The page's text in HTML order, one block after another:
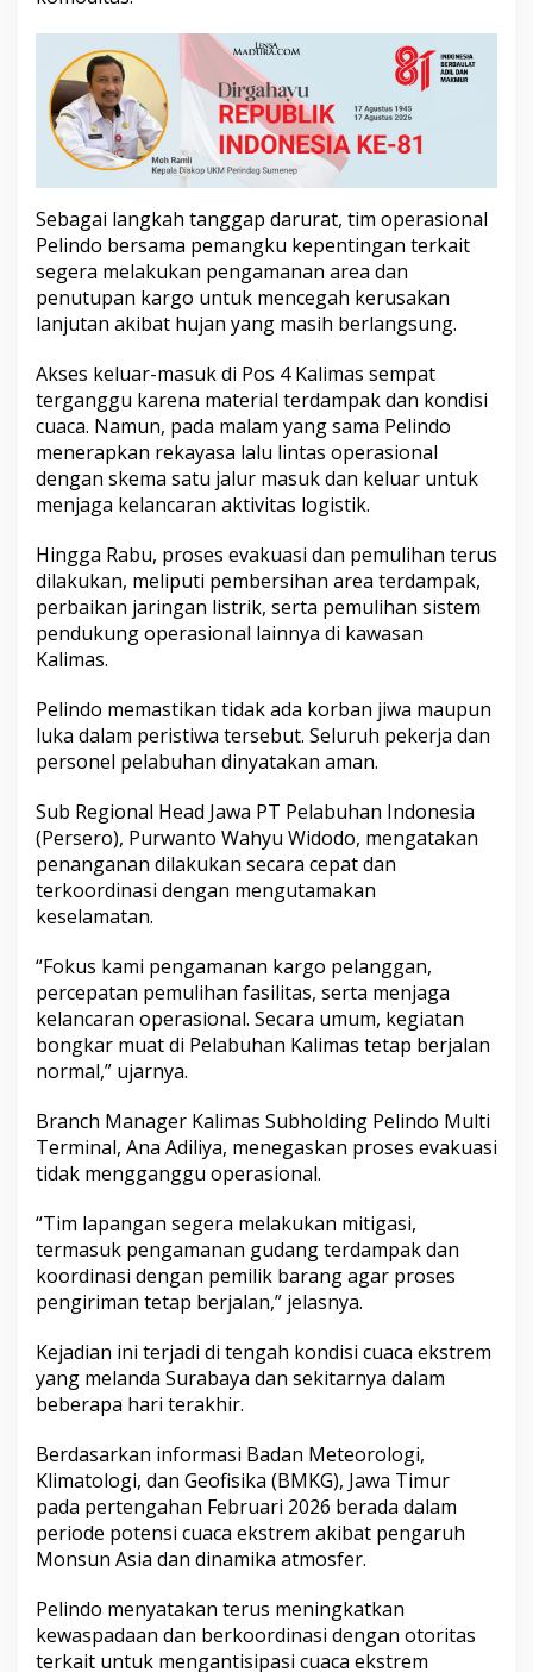
m
s
a
b
a
a
O
p
e
a
s
i
o
n
a
l
e
t
a
p
N
m
a
l
Sebagai langkah tanggap darurat, tim operasional
Pelindo bersama pemangku kepentingan terkait
segera melakukan pengamanan area dan
penutupan kargo untuk mencegah kerusakan
lanjutan akibat hujan yang masih berlangsung.
Akses keluar-masuk di Pos 4 Kalimas sempat
terganggu karena material terdampak dan kondisi
cuaca. Namun, pada malam yang sama Pelindo
menerapkan rekayasa lalu lintas operasional
dengan skema satu jalur masuk dan keluar untuk
menjaga kelancaran aktivitas logistik.
Hingga Rabu, proses evakuasi dan pemulihan terus
dilakukan, meliputi pembersihan area terdampak,
perbaikan jaringan listrik, serta pemulihan sistem
pendukung operasional lainnya di kawasan
Kalimas.
Pelindo memastikan tidak ada korban jiwa maupun
luka dalam peristiwa tersebut. Seluruh pekerja dan
personel pelabuhan dinyatakan aman.
Sub Regional Head Jawa PT Pelabuhan Indonesia
(Persero), Purwanto Wahyu Widodo, mengatakan
penanganan dilakukan secara cepat dan
terkoordinasi dengan mengutamakan
keselamatan.
“Fokus kami pengamanan kargo pelanggan,
percepatan pemulihan fasilitas, serta menjaga
kelancaran operasional. Secara umum, kegiatan
bongkar muat di Pelabuhan Kalimas tetap berjalan
normal,” ujarnya.
Branch Manager Kalimas Subholding Pelindo Multi
Terminal, Ana Adiliya, menegaskan proses evakuasi
tidak mengganggu operasional.
“Tim lapangan segera melakukan mitigasi,
termasuk pengamanan gudang terdampak dan
koordinasi dengan pemilik barang agar proses
pengiriman tetap berjalan,” jelasnya.
Kejadian ini terjadi di tengah kondisi cuaca ekstrem
yang melanda Surabaya dan sekitarnya dalam
beberapa hari terakhir.
Berdasarkan informasi Badan Meteorologi,
Klimatologi, dan Geofisika (BMKG), Jawa Timur
pada pertengahan Februari 2026 berada dalam
periode potensi cuaca ekstrem akibat pengaruh
Monsun Asia dan dinamika atmosfer.
Pelindo menyatakan terus meningkatkan
kewaspadaan dan berkoordinasi dengan otoritas
terkait untuk mengantisipasi cuaca ekstrem